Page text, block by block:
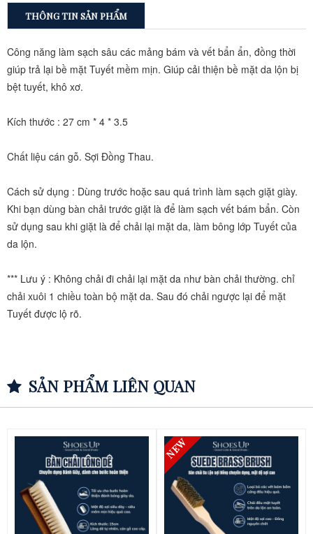
THÔNG TIN SẢN PHẨM
Công năng làm sạch sâu các mảng bám và vết bẩn ẩn, đồng thời
giúp trả lại bề mặt Tuyết mềm mịn. Giúp cải thiện bề mặt da lộn bị
bệt tuyết, khô xơ.
Kích thước : 27 cm * 4 * 3.5
Chất liệu cán gỗ. Sợi Đồng Thau.
Cách sử dụng : Dùng trước hoặc sau quá trình làm sạch giặt giày.
Khi bạn dùng bàn chải trước giặt là để làm sạch vết bám bẩn. Còn
sử dụng sau khi giặt là để chải lại mặt da, làm bông lớp Tuyết của
da lộn.
*** Lưu ý : Không chải đi chải lại mặt da như bàn chải thường. chỉ
chải xuôi 1 chiều toàn bộ mặt da. Sau đó chải ngược lại để mặt
Tuyết được lộ rõ.
SẢN PHẨM LIÊN QUAN